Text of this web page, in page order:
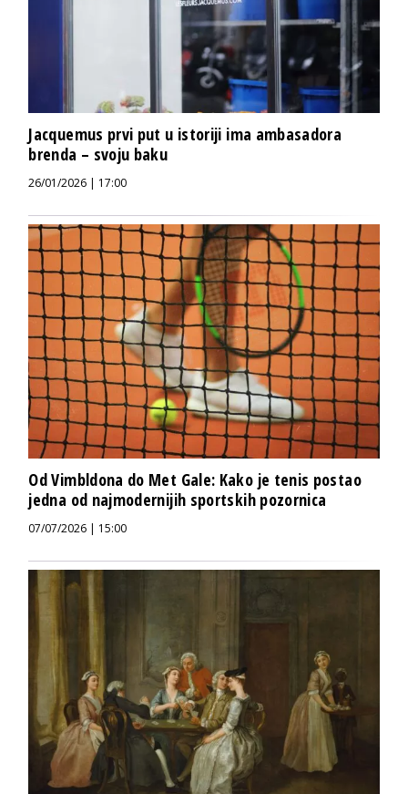
Jacquemus prvi put u istoriji ima ambasadora
brenda – svoju baku
26/01/2026 | 17:00
Od Vimbldona do Met Gale: Kako je tenis postao
jedna od najmodernijih sportskih pozornica
07/07/2026 | 15:00